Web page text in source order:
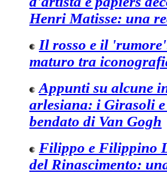
Henri Matisse: una
Il rosso e il
maturo tra
Appunti su alcune
arlesiana: i Girasoli
bendato di Van Gogh
Filippo e Filippino
del Rinascimento: